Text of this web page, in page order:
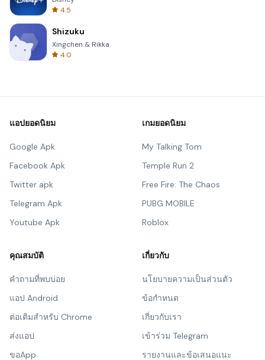
4.5
Shizuku
Xingchen & Rikka
4.0
แอปยอดนิยม
Google Apk
Facebook Apk
Twitter apk
Telegram Apk
Youtube Apk
เกมยอดนิยม
My Talking Tom
Temple Run 2
Free Fire: The Chaos
PUBG MOBILE
Roblox
คุณสมบัติ
คำถามที่พบบ่อย
แอป Android
ต่อเติมสำหรับ Chrome
ส่งแอป
ขอApp
เกี่ยวกับ
นโยบายความเป็นส่วนตัว
ข้อกำหนด
เกี่ยวกับเรา
เข้าร่วม Telegram
รายงานและข้อเสนอแนะ